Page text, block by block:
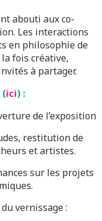
abouti aux co-
Les interactions
en philosophie de
la fois créative,
à partager.
(ici) :
de l’exposition
restitution de
et artistes.
sur les projets
vernissage :